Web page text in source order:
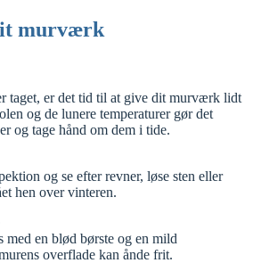
murværk
taget, er det tid til at give dit murværk lidt
og de lunere temperaturer gør det
og tage hånd om dem i tide.
og se efter revner, løse sten eller
hen over vinteren.
med en blød børste og en mild
overflade kan ånde frit.